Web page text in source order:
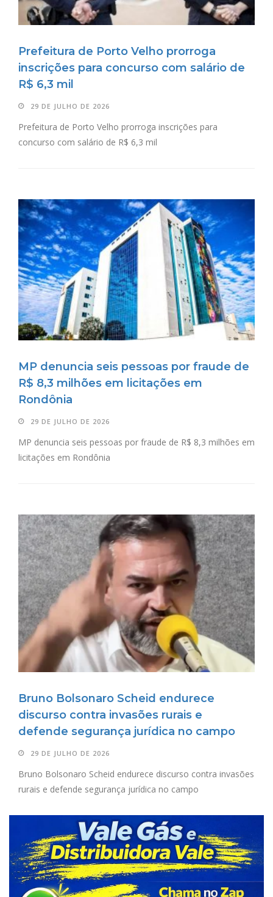
Prefeitura de Porto Velho prorroga
inscrições para concurso com salário de
R$ 6,3 mil
29 DE JULHO DE 2026
Prefeitura de Porto Velho prorroga inscrições para
concurso com salário de R$ 6,3 mil
MP denuncia seis pessoas por fraude de
R$ 8,3 milhões em licitações em
Rondônia
29 DE JULHO DE 2026
MP denuncia seis pessoas por fraude de R$ 8,3 milhões em
licitações em Rondônia
Bruno Bolsonaro Scheid endurece
discurso contra invasões rurais e
defende segurança jurídica no campo
29 DE JULHO DE 2026
Bruno Bolsonaro Scheid endurece discurso contra invasões
rurais e defende segurança jurídica no campo